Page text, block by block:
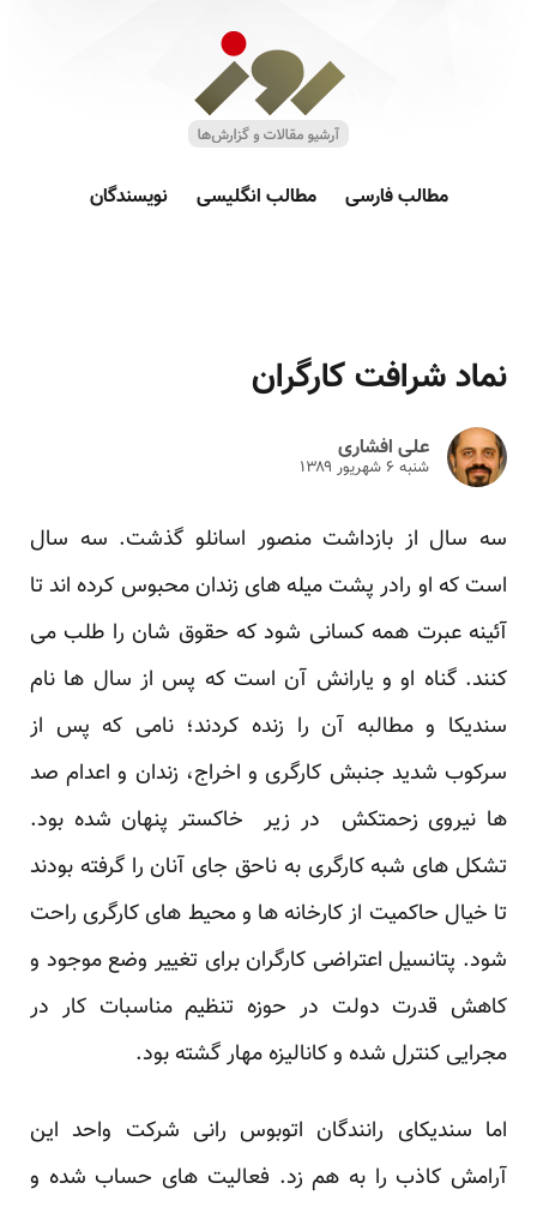
مطالب فارسی مطالب انگلیسی نویسندگان
نماد شرافت کارگران
علی افشاری
شنبه ۶ شهريور ۱۳۸۹
سه سال از بازداشت منصور اسانلو گذشت. سه سال
است که او رادر پشت میله های زندان محبوس کرده اند تا
آئینه عبرت همه کسانی شود که حقوق شان را طلب می
کنند. گناه او و یارانش آن است که پس از سال ها نام
سندیکا و مطالبه آن را زنده کردند؛ نامی که پس از
سرکوب شدید جنبش کارگری و اخراج، زندان و اعدام صد
ها نیروی زحمتکش در زیر خاکستر پنهان شده بود.
تشکل های شبه کارگری به ناحق جای آنان را گرفته بودند
تا خیال حاکمیت از کارخانه ها و محیط های کارگری راحت
شود. پتانسیل اعتراضی کارگران برای تغییر وضع موجود و
کاهش قدرت دولت در حوزه تنظیم مناسبات کار در
مجرایی کنترل شده و کانالیزه مهار گشته بود.
اما سندیکای رانندگان اتوبوس رانی شرکت واحد این
آرامش کاذب را به هم زد. فعالیت های حساب شده و